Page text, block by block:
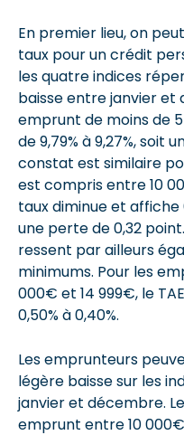
En premier lieu, on
taux pour un crédit
les quatre indices
baisse entre janvier et
emprunt de moins de
de 9,79% à 9,27%, soit
constat est similaire
est compris entre 10
taux diminue et affiche
une perte de 0,32
ressent par ailleurs
minimums. Pour les
000€ et 14 999€, le
0,50% à 0,40%.
Les emprunteurs
légère baisse sur les
janvier et décembre.
emprunt entre 10